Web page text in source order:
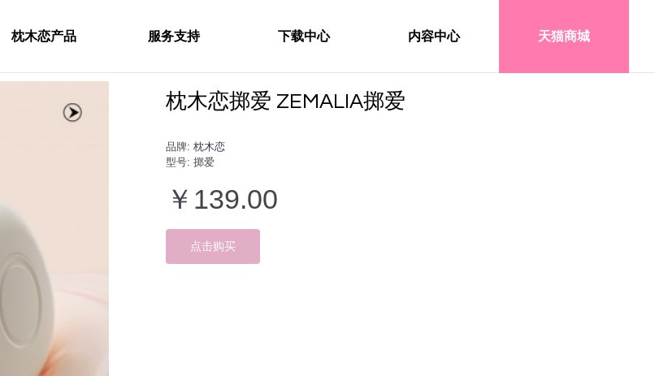
枕木恋产品 服务支持 下载中心 内容中心 天猫商城
枕木恋掷爱 ZEMALIA掷爱
品牌: 枕木恋
型号: 掷爱
￥139.00
点击购买